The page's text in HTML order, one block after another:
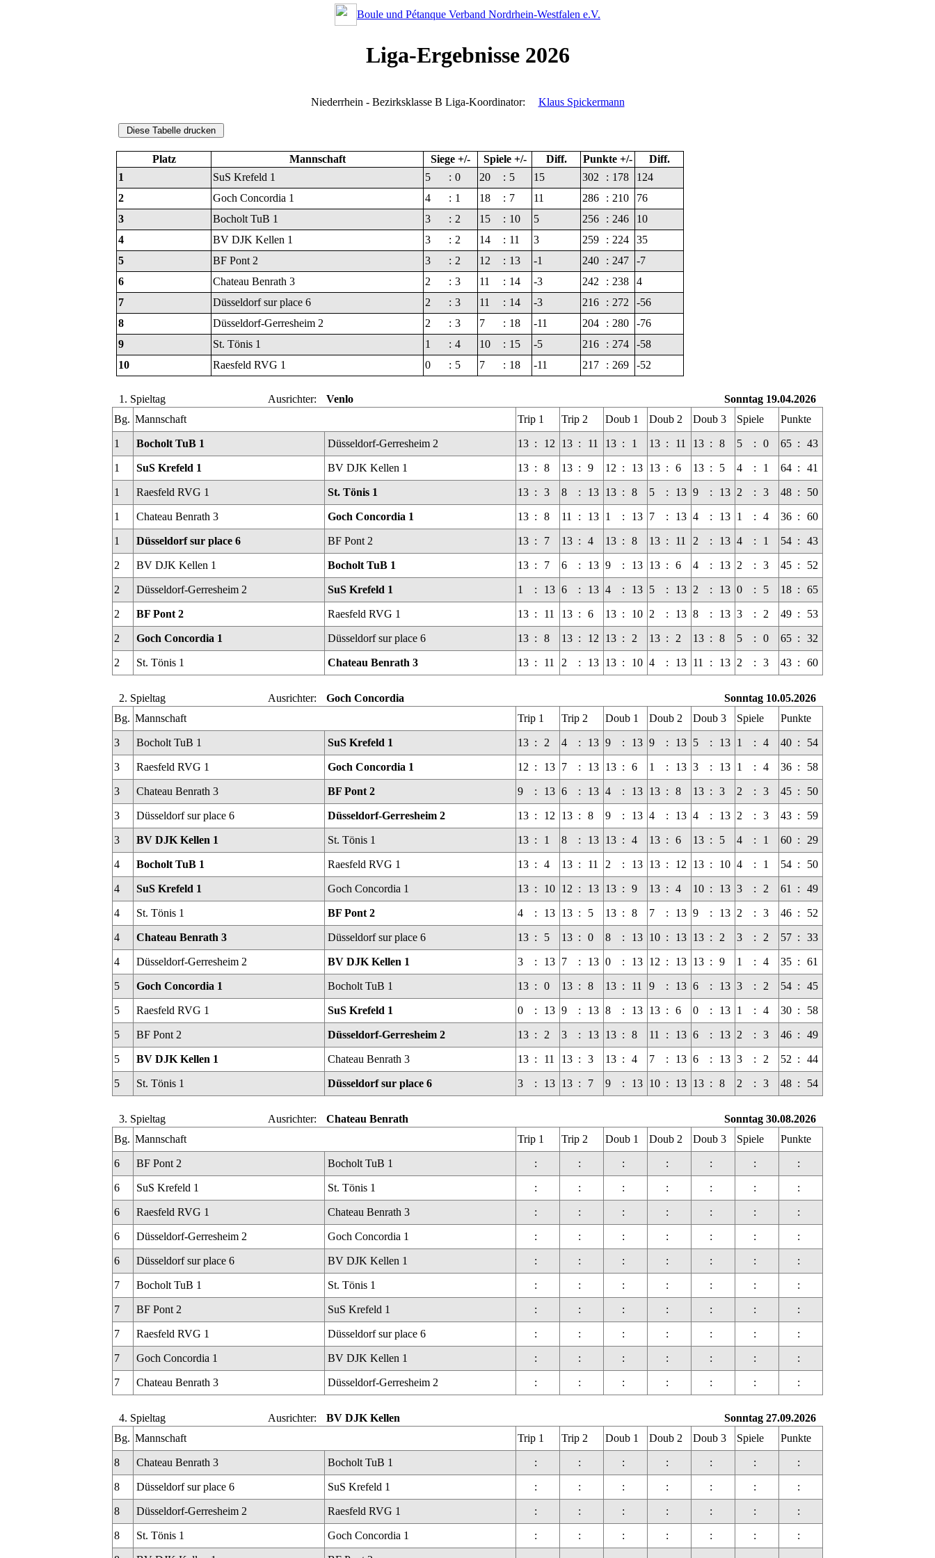
Boule und Pétanque Verband Nordrhein-Westfalen e.V.
Liga-Ergebnisse 2026
Niederrhein - Bezirksklasse B Liga-Koordinator: Klaus Spickermann
Platz Mannschaft Siege +/- Spiele +/- Diff. Punkte +/-
Diff.
1
SuS Krefeld 1 5 : 0 20 : 5 15 302 : 178
124
2
Goch Concordia 1 4 : 1 18 : 7 11 286 : 210
76
3
Bocholt TuB 1 3 : 2 15 : 10 5 256 : 246
10
4
BV DJK Kellen 1 3 : 2 14 : 11 3 259 : 224
35
5
BF Pont 2 3 : 2 12 : 13 -1 240 : 247
-7
6
Chateau Benrath 3 2 : 3 11 : 14 -3 242 : 238
4
7
Düsseldorf sur place 6 2 : 3 11 : 14 -3 216 : 272
-56
8
Düsseldorf-Gerresheim 2 2 : 3 7 : 18 -11 204 : 280
-76
9
St. Tönis 1 1 : 4 10 : 15 -5 216 : 274
-58
10
Raesfeld RVG 1 0 : 5 7 : 18 -11 217 : 269 -52
1. Spieltag Ausrichter: Venlo
Sonntag 19.04.2026
Bg. Mannschaft Trip 1 Trip 2 Doub 1 Doub 2 Doub 3 Spiele Punkte
1 Bocholt TuB 1 Düsseldorf-Gerresheim 2 13 : 12 13 : 11 13 : 1 13 : 11 13 : 8 5 : 0 65 : 43
1 SuS Krefeld 1 BV DJK Kellen 1 13 : 8 13 : 9 12 : 13 13 : 6 13 : 5 4 : 1 64 : 41
1 Raesfeld RVG 1 St. Tönis 1 13 : 3 8 : 13 13 : 8 5 : 13 9 : 13 2 : 3 48 : 50
1 Chateau Benrath 3 Goch Concordia 1 13 : 8 11 : 13 1 : 13 7 : 13 4 : 13 1 : 4 36 : 60
1 Düsseldorf sur place 6 BF Pont 2 13 : 7 13 : 4 13 : 8 13 : 11 2 : 13 4 : 1 54 : 43
2 BV DJK Kellen 1 Bocholt TuB 1 13 : 7 6 : 13 9 : 13 13 : 6 4 : 13 2 : 3 45 : 52
2 Düsseldorf-Gerresheim 2 SuS Krefeld 1 1 : 13 6 : 13 4 : 13 5 : 13 2 : 13 0 : 5 18 : 65
2 BF Pont 2 Raesfeld RVG 1 13 : 11 13 : 6 13 : 10 2 : 13 8 : 13 3 : 2 49 : 53
2 Goch Concordia 1 Düsseldorf sur place 6 13 : 8 13 : 12 13 : 2 13 : 2 13 : 8 5 : 0 65 : 32
2 St. Tönis 1 Chateau Benrath 3 13 : 11 2 : 13 13 : 10 4 : 13 11 : 13 2 : 3 43 : 60
2. Spieltag Ausrichter: Goch Concordia
Sonntag 10.05.2026
Bg. Mannschaft Trip 1 Trip 2 Doub 1 Doub 2 Doub 3 Spiele Punkte
3 Bocholt TuB 1 SuS Krefeld 1 13 : 2 4 : 13 9 : 13 9 : 13 5 : 13 1 : 4 40 : 54
3 Raesfeld RVG 1 Goch Concordia 1 12 : 13 7 : 13 13 : 6 1 : 13 3 : 13 1 : 4 36 : 58
3 Chateau Benrath 3 BF Pont 2 9 : 13 6 : 13 4 : 13 13 : 8 13 : 3 2 : 3 45 : 50
3 Düsseldorf sur place 6 Düsseldorf-Gerresheim 2 13 : 12 13 : 8 9 : 13 4 : 13 4 : 13 2 : 3 43 : 59
3 BV DJK Kellen 1 St. Tönis 1 13 : 1 8 : 13 13 : 4 13 : 6 13 : 5 4 : 1 60 : 29
4 Bocholt TuB 1 Raesfeld RVG 1 13 : 4 13 : 11 2 : 13 13 : 12 13 : 10 4 : 1 54 : 50
4 SuS Krefeld 1 Goch Concordia 1 13 : 10 12 : 13 13 : 9 13 : 4 10 : 13 3 : 2 61 : 49
4 St. Tönis 1 BF Pont 2 4 : 13 13 : 5 13 : 8 7 : 13 9 : 13 2 : 3 46 : 52
4 Chateau Benrath 3 Düsseldorf sur place 6 13 : 5 13 : 0 8 : 13 10 : 13 13 : 2 3 : 2 57 : 33
4 Düsseldorf-Gerresheim 2 BV DJK Kellen 1 3 : 13 7 : 13 0 : 13 12 : 13 13 : 9 1 : 4 35 : 61
5 Goch Concordia 1 Bocholt TuB 1 13 : 0 13 : 8 13 : 11 9 : 13 6 : 13 3 : 2 54 : 45
5 Raesfeld RVG 1 SuS Krefeld 1 0 : 13 9 : 13 8 : 13 13 : 6 0 : 13 1 : 4 30 : 58
5 BF Pont 2 Düsseldorf-Gerresheim 2 13 : 2 3 : 13 13 : 8 11 : 13 6 : 13 2 : 3 46 : 49
5 BV DJK Kellen 1 Chateau Benrath 3 13 : 11 13 : 3 13 : 4 7 : 13 6 : 13 3 : 2 52 : 44
5 St. Tönis 1 Düsseldorf sur place 6 3 : 13 13 : 7 9 : 13 10 : 13 13 : 8 2 : 3 48 : 54
3. Spieltag Ausrichter: Chateau Benrath
Sonntag 30.08.2026
Bg. Mannschaft Trip 1 Trip 2 Doub 1 Doub 2 Doub 3 Spiele Punkte
6 BF Pont 2 Bocholt TuB 1 : : : : : : :
6 SuS Krefeld 1 St. Tönis 1 : : : : : : :
6 Raesfeld RVG 1 Chateau Benrath 3 : : : : : : :
6 Düsseldorf-Gerresheim 2 Goch Concordia 1 : : : : : : :
6 Düsseldorf sur place 6 BV DJK Kellen 1 : : : : : : :
7 Bocholt TuB 1 St. Tönis 1 : : : : : : :
7 BF Pont 2 SuS Krefeld 1 : : : : : : :
7 Raesfeld RVG 1 Düsseldorf sur place 6 : : : : : : :
7 Goch Concordia 1 BV DJK Kellen 1 : : : : : : :
7 Chateau Benrath 3 Düsseldorf-Gerresheim 2 : : : : : : :
4. Spieltag Ausrichter: BV DJK Kellen
Sonntag 27.09.2026
Bg. Mannschaft Trip 1 Trip 2 Doub 1 Doub 2 Doub 3 Spiele Punkte
8 Chateau Benrath 3 Bocholt TuB 1 : : : : : : :
8 Düsseldorf sur place 6 SuS Krefeld 1 : : : : : : :
8 Düsseldorf-Gerresheim 2 Raesfeld RVG 1 : : : : : : :
8 St. Tönis 1 Goch Concordia 1 : : : : : : :